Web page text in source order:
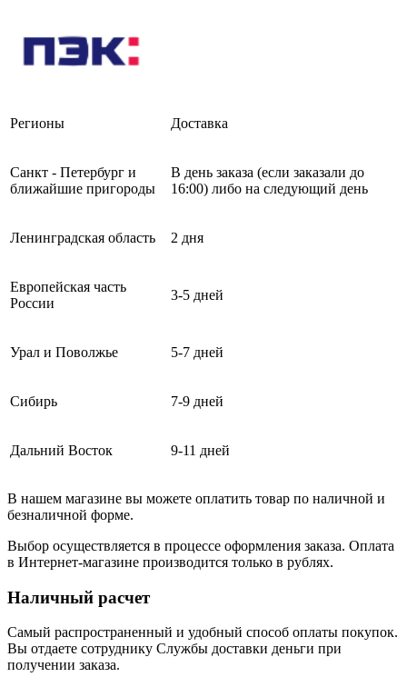
Регионы Доставка
Санкт - Петербург и
ближайшие пригороды
В день заказа (если заказали до
16:00) либо на следующий день
Ленинградская область 2 дня
Европейская часть
России
3-5 дней
Урал и Поволжье 5-7 дней
Сибирь 7-9 дней
Дальний Восток 9-11 дней
В нашем магазине вы можете оплатить товар по наличной и
безналичной форме.
Выбор осуществляется в процессе оформления заказа. Оплата
в Интернет-магазине производится только в рублях.
Наличный расчет
Самый распространенный и удобный способ оплаты покупок.
Вы отдаете сотруднику Службы доставки деньги при
получении заказа.